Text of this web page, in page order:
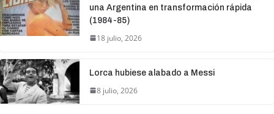
una Argentina en transformación rápida
(1984-85)
18 julio, 2026
Lorca hubiese alabado a Messi
8 julio, 2026